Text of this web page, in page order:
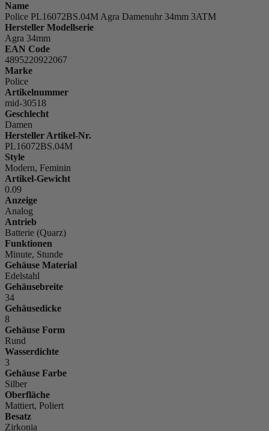
Name
Police PL16072BS.04M Agra Damenuhr 34mm 3ATM
Hersteller Modellserie
Agra 34mm
EAN Code
4895220922067
Marke
Police
Artikelnummer
mid-30518
Geschlecht
Damen
Hersteller Artikel-Nr.
PL16072BS.04M
Style
Modern, Feminin
Artikel-Gewicht
0.09
Anzeige
Analog
Antrieb
Batterie (Quarz)
Funktionen
Minute, Stunde
Gehäuse Material
Edelstahl
Gehäusebreite
34
Gehäusedicke
8
Gehäuse Form
Rund
Wasserdichte
3
Gehäuse Farbe
Silber
Oberfläche
Mattiert, Poliert
Besatz
Zirkonia